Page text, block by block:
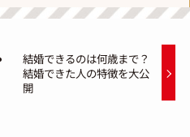
結婚できるのは何歳まで？
結婚できた人の特徴を大公
開